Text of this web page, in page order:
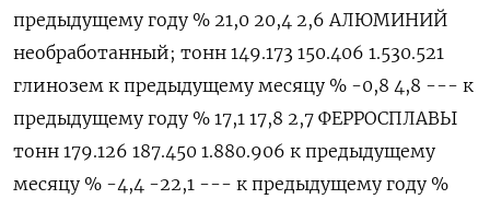
предыдущему году % 21,0 20,4 2,6 АЛЮМИНИЙ
необработанный; тонн 149.173 150.406 1.530.521
глинозем к предыдущему месяцу % -0,8 4,8 --- к
предыдущему году % 17,1 17,8 2,7 ФЕРРОСПЛАВЫ
тонн 179.126 187.450 1.880.906 к предыдущему
месяцу % -4,4 -22,1 --- к предыдущему году %